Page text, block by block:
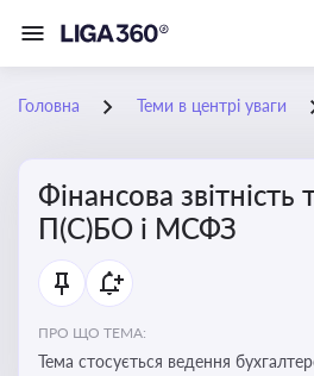
Головна Теми в центрі уваги
Фінансова звітність
П(С)БО і МСФЗ
ПРО ЩО ТЕМА:
Тема стосується ведення